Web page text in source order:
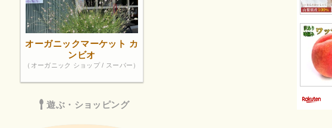
オーガニックマーケット カ
ンビオ
（オーガニック ショップ / スーパー）
遊ぶ・ショッピング